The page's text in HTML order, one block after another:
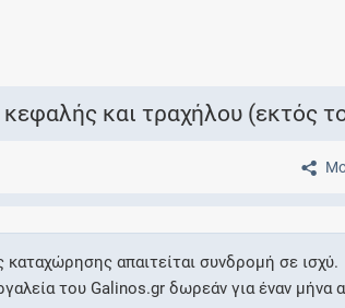
διάρκεια της
θηλασμού
και τραχήλου (εκτός
απαιτείται συνδρομή σε ισχύ.
του Galinos.gr δωρεάν για έναν μήνα